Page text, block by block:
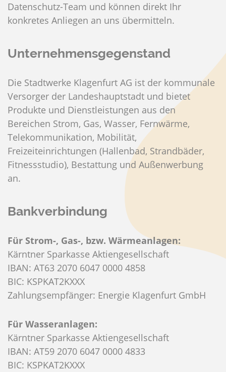
Datenschutz-Team und können direkt Ihr
konkretes Anliegen an uns übermitteln.
Unternehmensgegenstand
Die Stadtwerke Klagenfurt AG ist der kommunale
Versorger der Landeshauptstadt und bietet
Produkte und Dienstleistungen aus den
Bereichen Strom, Gas, Wasser, Fernwärme,
Telekommunikation, Mobilität,
Freizeiteinrichtungen (Hallenbad, Strandbäder,
Fitnessstudio), Bestattung und Außenwerbung
an.
Bankverbindung
Für Strom-, Gas-, bzw. Wärmeanlagen:
Kärntner Sparkasse Aktiengesellschaft
IBAN: AT63 2070 6047 0000 4858
BIC: KSPKAT2KXXX
Zahlungsempfänger: Energie Klagenfurt GmbH
Für Wasseranlagen:
Kärntner Sparkasse Aktiengesellschaft
IBAN: AT59 2070 6047 0000 4833
BIC: KSPKAT2KXXX